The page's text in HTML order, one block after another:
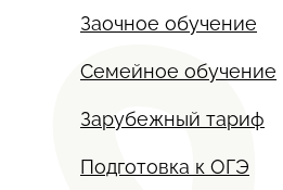
Подготовка к ОГЭ
Семейное обучение
Заочное обучение
Зарубежный тариф